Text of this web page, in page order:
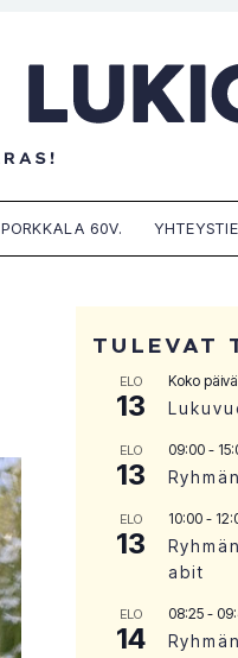
PORKKALA 60V.
TULEVAT
ELO
13
Koko päivä
ELO
13
09:00 -
ELO
13
10:00 -
abit
ELO
14
08:25 -